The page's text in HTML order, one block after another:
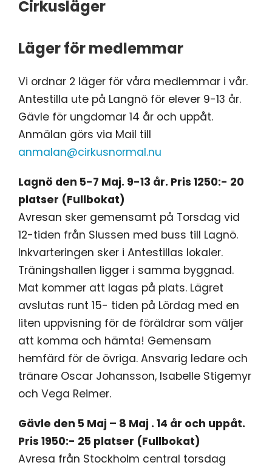
Cirkusläger
Läger för medlemmar
Vi ordnar 2 läger för våra medlemmar i vår.
Antestilla ute på Langnö för elever 9-13 år.
Gävle för ungdomar 14 år och uppåt.
Anmälan görs via Mail till
anmalan@cirkusnormal.nu
Lagnö den 5-7 Maj. 9-13 år. Pris 1250:- 20
platser (Fullbokat)
Avresan sker gemensamt på Torsdag vid
12-tiden från Slussen med buss till Lagnö.
Inkvarteringen sker i Antestillas lokaler.
Träningshallen ligger i samma byggnad.
Mat kommer att lagas på plats. Lägret
avslutas runt 15- tiden på Lördag med en
liten uppvisning för de föräldrar som väljer
att komma och hämta! Gemensam
hemfärd för de övriga. Ansvarig ledare och
tränare Oscar Johansson, Isabelle Stigemyr
och Vega Reimer.
Gävle den 5 Maj – 8 Maj . 14 år och uppåt.
Pris 1950:- 25 platser (Fullbokat)
Avresa från Stockholm central torsdag